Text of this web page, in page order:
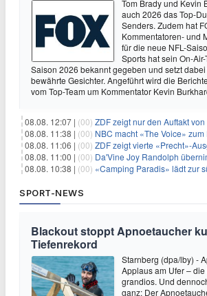
Tom Brady und Kevin
auch 2026 das Top-
Senders. Zudem hat
Kommentatoren- und
für die neue NFL-
Sports hat sein On-
Saison 2026 bekannt gegeben und setzt
bewährte Gesichter. Angeführt wird die
vom Top-Team um Kommentator Kevin
08.08. 12:07 | (00) ZDF zeigt nur den Auftakt von «The
08.08. 11:38 | (00) NBC macht «The Voice»
08.08. 11:06 | (00) ZDF zeigt vierte «Precht»-
08.08. 11:00 | (00) Da'Vine Joy Randolph übernimmt Hauptrolle in
08.08. 10:38 | (00) «Camping Paradis» lädt zur
SPORT-NEWS
Blackout stoppt Apnoetaucher
Tiefenrekord
Starnberg (dpa/lby) -
Applaus am Ufer –
grandios. Und
ganz: Der